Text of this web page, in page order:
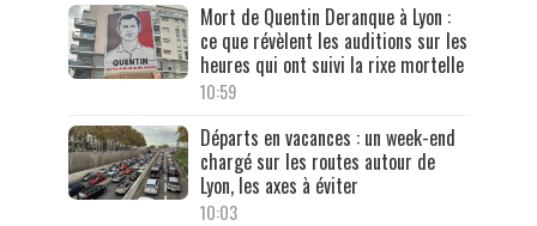
Mort de Quentin Deranque à Lyon :
ce que révèlent les auditions sur les
heures qui ont suivi la rixe mortelle
10:59
Départs en vacances : un week-end
chargé sur les routes autour de
Lyon, les axes à éviter
10:03